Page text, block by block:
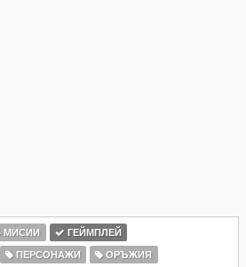
МИСИИ
ГЕЙМПЛЕЙ
ПЕРСОНАЖИ ОРЪЖИЯ